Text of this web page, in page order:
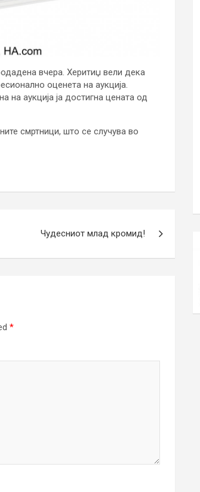
вчера. Херитиџ вели дека
оценета на аукција.
на аукција ја достигна цената од
смртници, што се случува во
Чудесниот млад кромид!
*